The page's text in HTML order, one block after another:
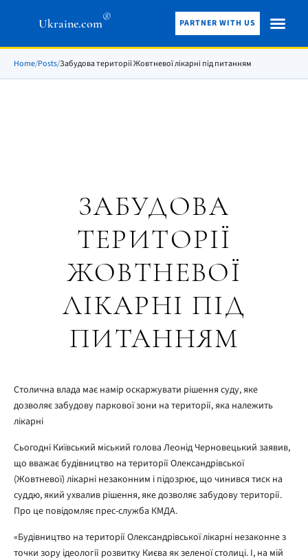
Ukraine.com® PARTNER WITH US
Home/Posts/Забудова території Жовтневої лікарні під питанням
ЗАБУДОВА
ТЕРИТОРІЇ
ЖОВТНЕВОЇ
ЛІКАРНІ ПІД
ПИТАННЯМ
Столична влада має намір оскаржувати рішення суду, яке
дозволяє забудову паркової зони на території, яка належить
лікарні
Сьогодні Київський міський голова Леонід Черновецький заявив,
що вважає будівництво на території Олександрівської
(Жовтневої) лікарні незаконним і підозрює, що чинився тиск на
суддю, який ухвалив рішення, яке дозволяє забудову території.
Про це повідомляє прес-служба КМДА.
«Будівництво на території Олександрівської лікарні незаконне з
точки зору ідеології розвитку Києва як зеленої столиці. І, на мій